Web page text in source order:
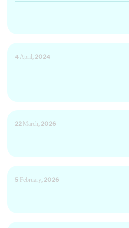
4 April, 2024
22 March, 2026
5 February, 2026